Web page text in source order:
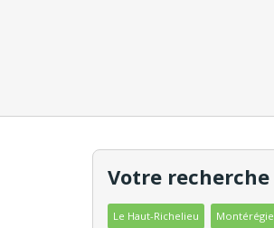
Votre recherche
Le Haut-Richelieu Montérégie